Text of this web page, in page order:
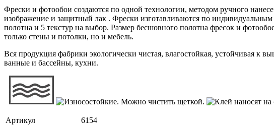
Фрески и фотообои создаются по одной технологии, методом ручного
изображение и защитный лак . Фрески изготавливаются по
полотна и 5 текстур на выбор. Размер бесшовного полотна фресок и
только стены и потолки, но и мебель.
Вся продукция фабрики экологически чистая, влагостойкая, устойчивая
ванные и бассейны, кухни.
Артикул
6154